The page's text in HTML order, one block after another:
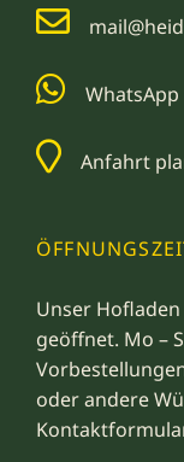
WhatsApp
Anfahrt
Unser
geöffnet. Mo –
oder andere